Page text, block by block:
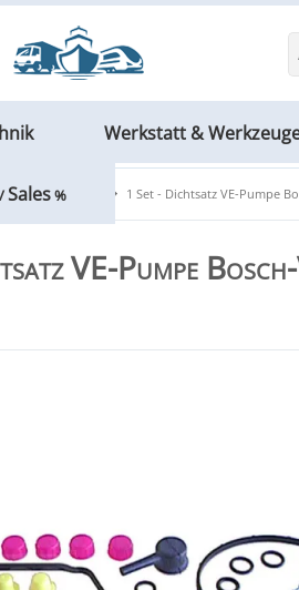
Werkstatt &
Sales%
HC CARGO 1 Set - Dichtsatz VE-Pumpe
VE-Pumpe